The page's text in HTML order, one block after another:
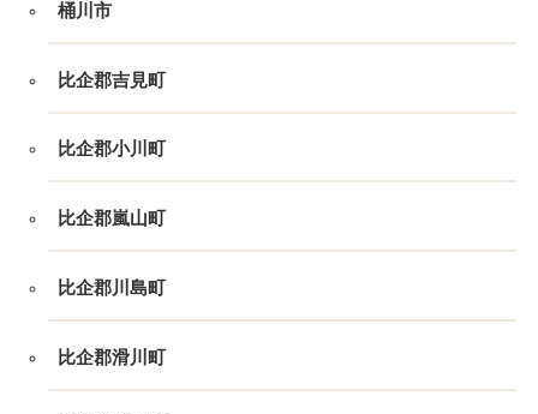
桶川市
比企郡吉見町
比企郡小川町
比企郡嵐山町
比企郡川島町
比企郡滑川町